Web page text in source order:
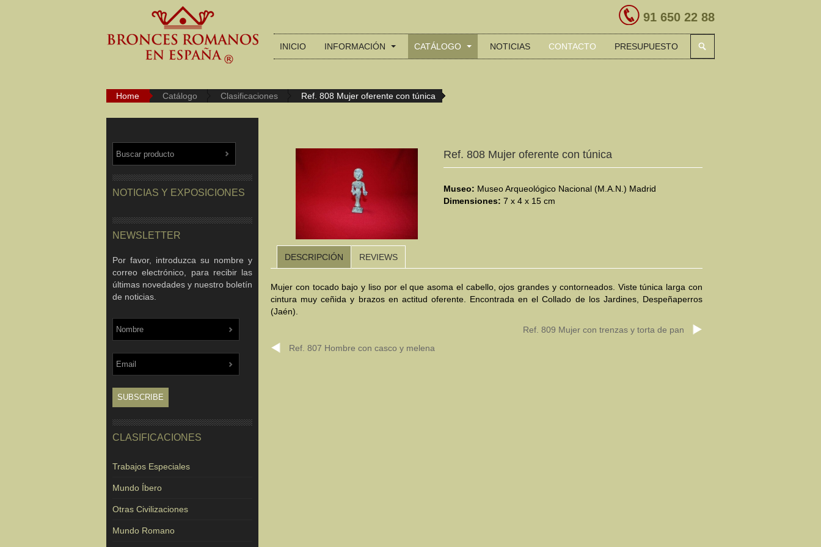
INICIO INFORMACIÓN CATÁLOGO NOTICIAS CONTACTO PRESUPUESTO
91 650 22 88
Home Catálogo Clasificaciones Ref. 808 Mujer oferente con túnica
Ref. 808 Mujer oferente con túnica
Museo: Museo Arqueológico Nacional (M.A.N.) Madrid
Dimensiones: 7 x 4 x 15 cm
DESCRIPCIÓN REVIEWS
Mujer con tocado bajo y liso por el que asoma el cabello, ojos grandes y contorneados. Viste túnica larga con
cintura muy ceñida y brazos en actitud oferente. Encontrada en el Collado de los Jardines, Despeñaperros
(Jaén).
Ref. 807 Hombre con casco y melena
Ref. 809 Mujer con trenzas y torta de pan
NOTICIAS Y EXPOSICIONES
NEWSLETTER
Por favor, introduzca su nombre y
correo electrónico, para recibir las
últimas novedades y nuestro boletín
de noticias.
CLASIFICACIONES
Trabajos Especiales
Mundo Íbero
Otras Civilizaciones
Mundo Romano